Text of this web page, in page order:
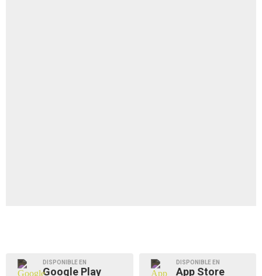
DISPONIBLE EN
Google Play
DISPONIBLE EN
App Store